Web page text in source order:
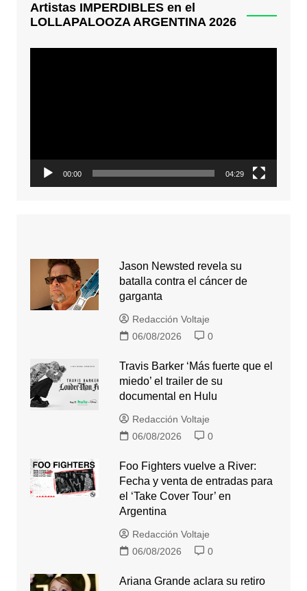
Artistas IMPERDIBLES en el
LOLLAPALOOZA ARGENTINA 2026
00:00 04:29
Jason Newsted revela su
batalla contra el cáncer de
garganta
Redacción Voltaje
06/08/2026
0
Travis Barker ‘Más fuerte que el
miedo’ el trailer de su
documental en Hulu
Redacción Voltaje
06/08/2026
0
Foo Fighters vuelve a River:
Fecha y venta de entradas para
el ‘Take Cover Tour’ en
Argentina
Redacción Voltaje
06/08/2026
0
Ariana Grande aclara su retiro